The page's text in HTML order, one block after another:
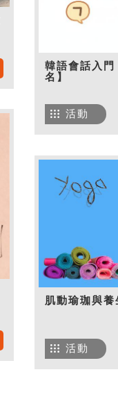
韓語會話入
名】
活動
肌動瑜珈與養
活動